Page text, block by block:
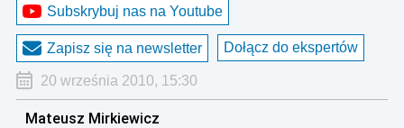
Subskrybuj nas na Youtube
Zapisz się na newsletter Dołącz do ekspertów
20 września 2010, 15:30
Mateusz Mirkiewicz